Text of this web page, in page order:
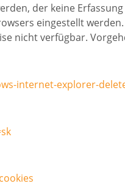
der keine
eingestellt
nicht verfügbar.
internet-explorer-